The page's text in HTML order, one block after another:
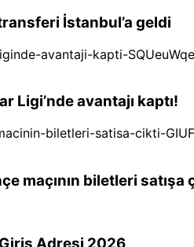
İstanbul’a geldi
Ligi’nde avantajı kaptı!
maçının biletleri satışa